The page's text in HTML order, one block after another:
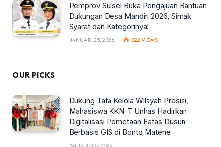
Pemprov Sulsel Buka Pengajuan Bantuan
Dukungan Desa Mandiri 2026, Simak
Syarat dan Kategorinya!
JANUARI 25, 2026 822 VIEWS
OUR PICKS
Dukung Tata Kelola Wilayah Presisi,
Mahasiswa KKN-T Unhas Hadirkan
Digitalisasi Pemetaan Batas Dusun
Berbasis GIS di Bonto Matene
AGUSTUS 5, 2026